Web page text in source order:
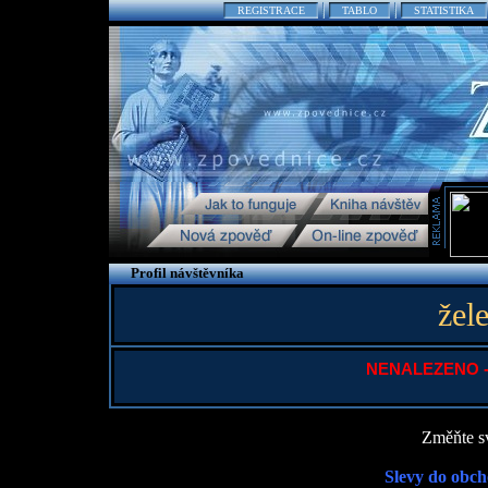
REGISTRACE TABLO STATISTIKA
Profil návštěvníka
NENALEZENO
Změňte
Slevy do